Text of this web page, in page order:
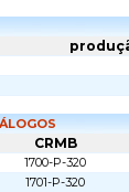
CRMB
1700-P-320
1701-P-320